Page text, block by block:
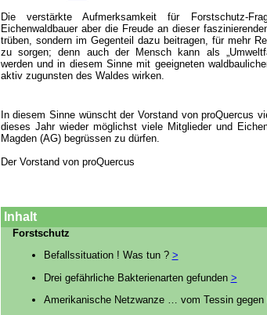
Die verstärkte Aufmerksamkeit für Forstschutz-
Eichenwaldbauer aber die Freude an dieser
trüben, sondern im Gegenteil dazu beitragen, für mehr
zu sorgen; denn auch der Mensch kann als
werden und in diesem Sinne mit geeigneten
aktiv zugunsten des Waldes wirken.
In diesem Sinne wünscht der Vorstand von proQuercus
dieses Jahr wieder möglichst viele Mitglieder und
Magden (AG) begrüssen zu dürfen.
Der Vorstand von proQuercus
Inhalt
Forstschutz
Befallssituation ! Was tun ? >
Drei gefährliche Bakterienarten gefunden >
Amerikanische Netzwanze … vom Tessin gegen